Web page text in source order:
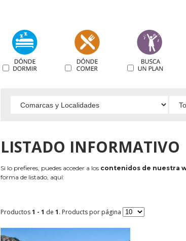
LISTADO INFORMATIVO
Si lo prefieres, puedes acceder a los contenidos de nuestra
forma de listado, aquí:
Productos1 - 1 de 1. Products por página